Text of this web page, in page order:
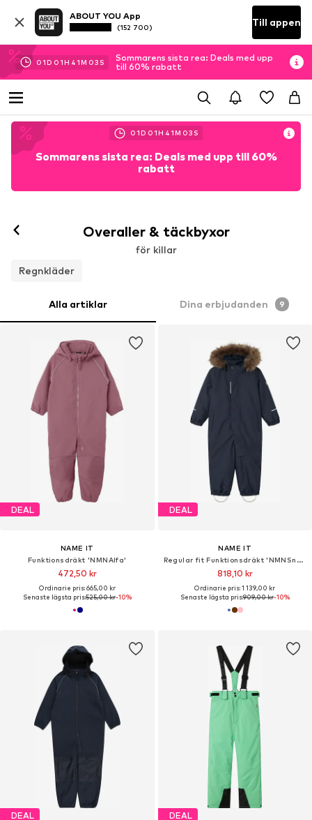
ABOUT YOU App
(152 700) Till appen
01D 01H 41M 02 S
Sommarens sista rea: Deals med upp
till 60% rabatt
01D 01H 41M 02 S
Sommarens sista rea: Deals med upp till 60%
rabatt
Overaller & täckbyxor
för killar
Regnkläder
Alla artiklar Dina erbjudanden 9
DEAL
NAME IT
Funktionsdräkt 'NMNAlfa'
472,50 kr
Ordinarie pris: 665,00 kr
Senaste lägsta pris:525,00 kr-10%
DEAL
NAME IT
Regular fit Funktionsdräkt 'NMNSnow10'
818,10 kr
Ordinarie pris: 1 139,00 kr
Senaste lägsta pris:909,00 kr-10%
DEAL DEAL